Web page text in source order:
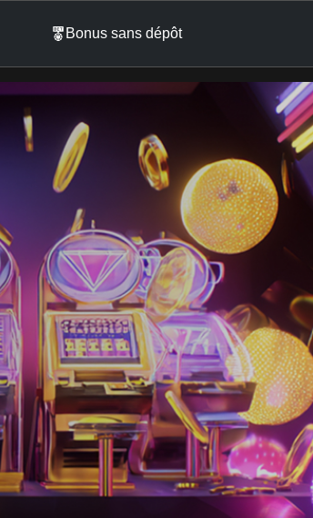
Bonus sans dépôt